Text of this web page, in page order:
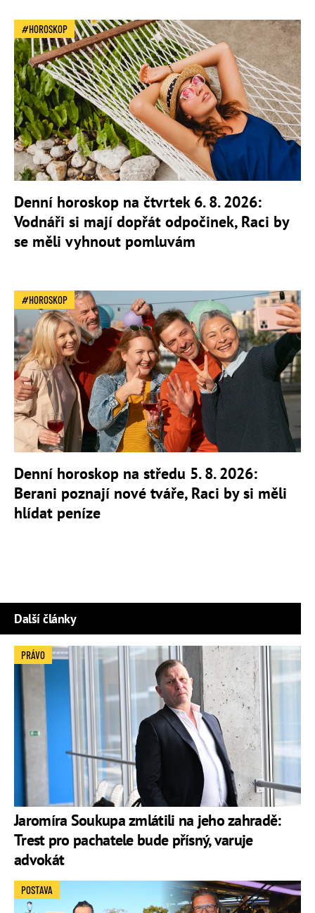
HOROSKOP
Denní horoskop na čtvrtek 6. 8. 2026:
Vodnáři si mají dopřát odpočinek, Raci by
se měli vyhnout pomluvám
HOROSKOP
Denní horoskop na středu 5. 8. 2026:
Berani poznají nové tváře, Raci by si měli
hlídat peníze
Další články
Jaromíra Soukupa zmlátili na jeho zahradě:
Trest pro pachatele bude přísný, varuje
advokát
PRÁVO
POSTAVA